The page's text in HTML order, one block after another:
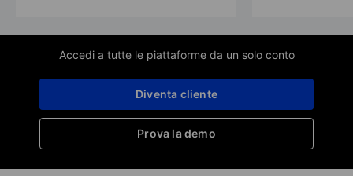
Accedi a tutte le piattaforme da un solo conto
Prova la demo
Diventa cliente